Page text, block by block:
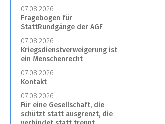
07.08.2026
Fragebogen für
StattRundgänge der AGF
07.08.2026
Kriegsdienstverweigerung ist
ein Menschenrecht
07.08.2026
Kontakt
07.08.2026
Für eine Gesellschaft, die
schützt statt ausgrenzt, die